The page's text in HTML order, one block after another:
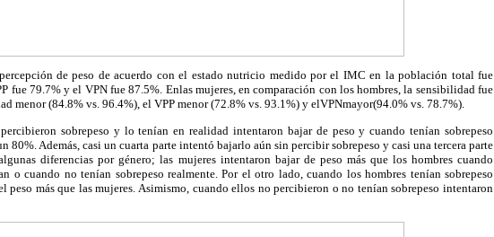
de peso de acuerdo con el estado nutricio medido por el IMC en la población total fue
fue 79.7% y el VPN fue 87.5%. Enlas mujeres, en comparación con los hombres, la sensibilidad fue
menor (84.8% vs. 96.4%), el VPP menor (72.8% vs. 93.1%) y elVPNmayor(94.0% vs. 78.7%).
sobrepeso y lo tenían en realidad intentaron bajar de peso y cuando tenían sobrepeso
80%. Además, casi un cuarta parte intentó bajarlo aún sin percibir sobrepeso y casi una tercera parte
diferencias por género; las mujeres intentaron bajar de peso más que los hombres cuando
o cuando no tenían sobrepeso realmente. Por el otro lado, cuando los hombres tenían sobrepeso
más que las mujeres. Asimismo, cuando ellos no percibieron o no tenían sobrepeso intentaron